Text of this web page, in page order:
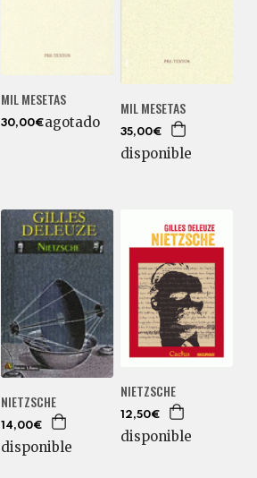
MIL MESETAS
30,00€agotado
MIL MESETAS
35,00€
disponible
NIETZSCHE
14,00€
disponible
NIETZSCHE
12,50€
disponible